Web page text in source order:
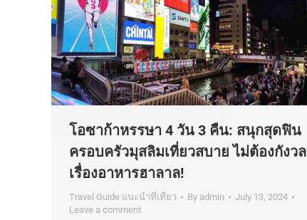
โอซาก้าหรรษา 4 วัน 3 คืน: สนุกสุดฟิน
ครอบครัวมุสลิมเที่ยวสบาย ไม่ต้องกังวล
เรื่องอาหารฮาลาล!
Travel Guide แนะนำที่เที่ยว By admin
July 13, 2024
Leave a comment